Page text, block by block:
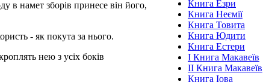
в намет зборів принесе він його,
- як покута за нього.
нею з усіх боків
Книга Езри
Книга Неємії
Книга Товита
Книга Юдити
Книга Естери
І Книга Макавеїв
ІІ Книга Макавеїв
Книга Іова